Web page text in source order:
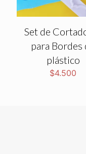
Set de
para Bordes
plástico
$4.500